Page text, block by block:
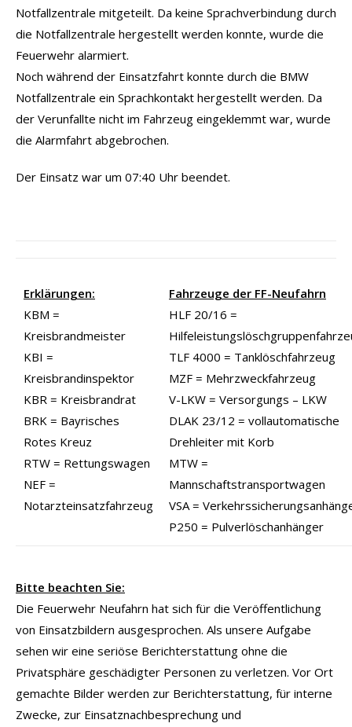
Notfallzentrale mitgeteilt. Da keine Sprachverbindung durch
die Notfallzentrale hergestellt werden konnte, wurde die
Feuerwehr alarmiert.
Noch während der Einsatzfahrt konnte durch die BMW
Notfallzentrale ein Sprachkontakt hergestellt werden. Da
der Verunfallte nicht im Fahrzeug eingeklemmt war, wurde
die Alarmfahrt abgebrochen.
Der Einsatz war um 07:40 Uhr beendet.
Erklärungen:
KBM =
Kreisbrandmeister
KBI =
Kreisbrandinspektor
KBR = Kreisbrandrat
BRK = Bayrisches
Rotes Kreuz
RTW = Rettungswagen
NEF =
Notarzteinsatzfahrzeug
Fahrzeuge der FF-Neufahrn
HLF 20/16 =
TLF 4000 = Tanklöschfahrzeug
MZF = Mehrzweckfahrzeug
V-LKW = Versorgungs – LKW
DLAK 23/12 = vollautomatische
Drehleiter mit Korb
MTW =
Mannschaftstransportwagen
VSA =
P250 = Pulverlöschanhänger
Bitte beachten Sie:
Die Feuerwehr Neufahrn hat sich für die Veröffentlichung
von Einsatzbildern ausgesprochen. Als unsere Aufgabe
sehen wir eine seriöse Berichterstattung ohne die
Privatsphäre geschädigter Personen zu verletzen. Vor Ort
gemachte Bilder werden zur Berichterstattung, für interne
Zwecke, zur Einsatznachbesprechung und